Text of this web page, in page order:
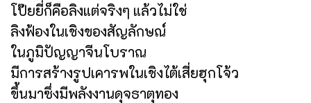
โป๊ยยี่ก็คือลิงแต่จริงๆ แล้วไม่ใช่
ลิงฟ้องในเชิงของสัญลักษณ์
ในภูมิปัญญาจีนโบราณ
มีการสร้างรูปเคารพในเชิงไต้เสี่ยฮุกโจ้ว
ขึ้นมาซึ่งมีพลังงานดุจธาตุทอง